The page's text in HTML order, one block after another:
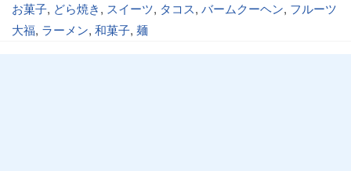
お菓子, どら焼き, スイーツ, タコス, バームクーヘン, フルーツ
大福, ラーメン, 和菓子, 麺